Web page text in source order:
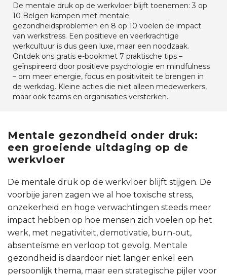
De mentale druk op de werkvloer blijft toenemen: 3 op
10 Belgen kampen met mentale
gezondheidsproblemen en 8 op 10 voelen de impact
van werkstress. Een positieve en veerkrachtige
werkcultuur is dus geen luxe, maar een noodzaak.
Ontdek ons gratis e-bookmet 7 praktische tips –
geïnspireerd door positieve psychologie en mindfulness
– om meer energie, focus en positiviteit te brengen in
de werkdag. Kleine acties die niet alleen medewerkers,
maar ook teams en organisaties versterken.
Mentale gezondheid onder druk:
een groeiende uitdaging op de
werkvloer
De mentale druk op de werkvloer blijft stijgen. De
voorbije jaren zagen we al hoe toxische stress,
onzekerheid en hoge verwachtingen steeds meer
impact hebben op hoe mensen zich voelen op het
werk, met negativiteit, demotivatie, burn-out,
absenteïsme en verloop tot gevolg. Mentale
gezondheid is daardoor niet langer enkel een
persoonlijk thema, maar een strategische pijler voor